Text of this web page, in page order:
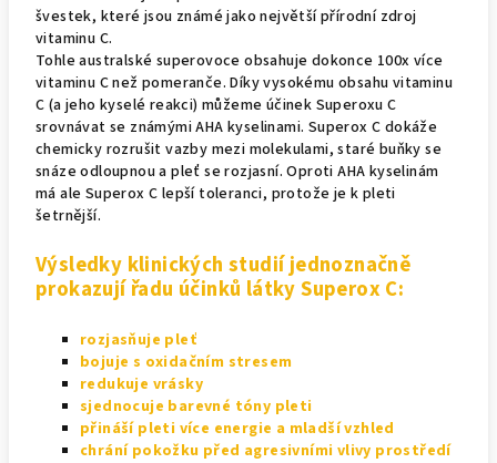
švestek, které jsou známé jako největší přírodní zdroj
vitaminu C.
Tohle australské superovoce obsahuje dokonce 100x více
vitaminu C než pomeranče. Díky vysokému obsahu vitaminu
C (a jeho kyselé reakci) můžeme účinek Superoxu C
srovnávat se známými AHA kyselinami. Superox C dokáže
chemicky rozrušit vazby mezi molekulami, staré buňky se
snáze odloupnou a pleť se rozjasní. Oproti AHA kyselinám
má ale Superox C lepší toleranci, protože je k pleti
šetrnější.
Výsledky klinických studií jednoznačně
prokazují řadu účinků látky Superox C:
rozjasňuje pleť
bojuje s oxidačním stresem
redukuje vrásky
sjednocuje barevné tóny pleti
přináší pleti více energie a mladší vzhled
chrání pokožku před agresivními vlivy prostředí